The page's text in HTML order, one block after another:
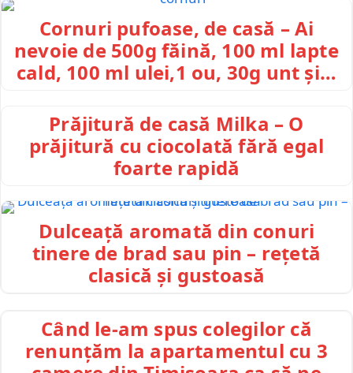
Cornuri pufoase, de casă – Ai
nevoie de 500g făină, 100 ml lapte
cald, 100 ml ulei,1 ou, 30g unt și…
Prăjitură de casă Milka – O
prăjitură cu ciocolată fără egal
foarte rapidă
Dulceață aromată din conuri
tinere de brad sau pin – rețetă
clasică și gustoasă
Când le-am spus colegilor că
renunțăm la apartamentul cu 3